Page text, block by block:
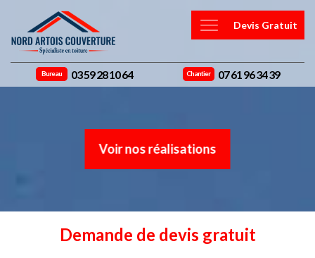
Devis Gratuit
Bureau 03 59 28 10 64 Chantier 07 61 96 34 39
Voir nos réalisations
Demande de devis gratuit